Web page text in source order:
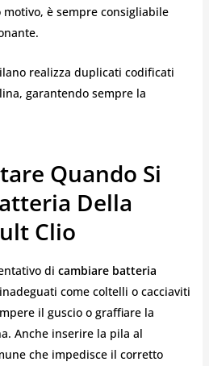
è sempre consigliabile
realizza duplicati codificati
garantendo sempre la
Quando Si
Della
Clio
di cambiare batteria
come coltelli o cacciaviti
il guscio o graffiare la
Anche inserire la pila al
che impedisce il corretto